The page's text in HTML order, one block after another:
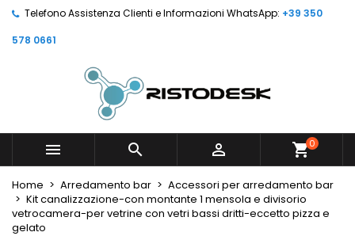
Telefono Assistenza Clienti e Informazioni WhatsApp: +39 350
578 0661
   shopping_cart0
Home Arredamento bar
Accessori per arredamento bar
Kit canalizzazione-con montante 1 mensola e divisorio
vetrocamera-per vetrine con vetri bassi dritti-eccetto pizza e
gelato